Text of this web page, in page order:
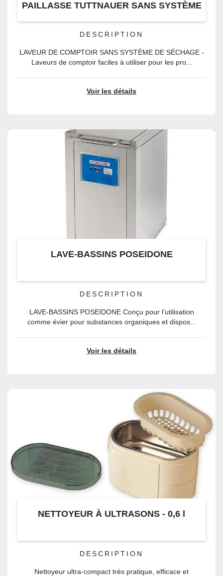
PAILLASSE TUTTNAUER SANS SYSTÈME
DESCRIPTION
LAVEUR DE COMPTOIR SANS SYSTÈME DE SÉCHAGE -
Laveurs de comptoir faciles à utiliser pour les pro...
Voir les détails
LAVE-BASSINS POSEIDONE
DESCRIPTION
LAVE-BASSINS POSEIDONE Conçu pour l’utilisation
comme évier pour substances organiques et dispos...
Voir les détails
NETTOYEUR À ULTRASONS - 0,6 l
DESCRIPTION
Nettoyeur ultra-compact très pratique, efficace et